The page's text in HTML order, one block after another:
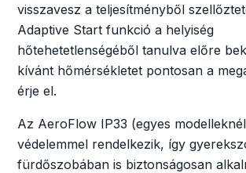
visszavesz a teljesítményből
Adaptive Start funkció a helyiség
hőtehetetlenségéből tanulva előre
kívánt hőmérsékletet pontosan a
érje el.
Az AeroFlow IP33 (egyes
védelemmel rendelkezik, így
fürdőszobában is biztonságosan